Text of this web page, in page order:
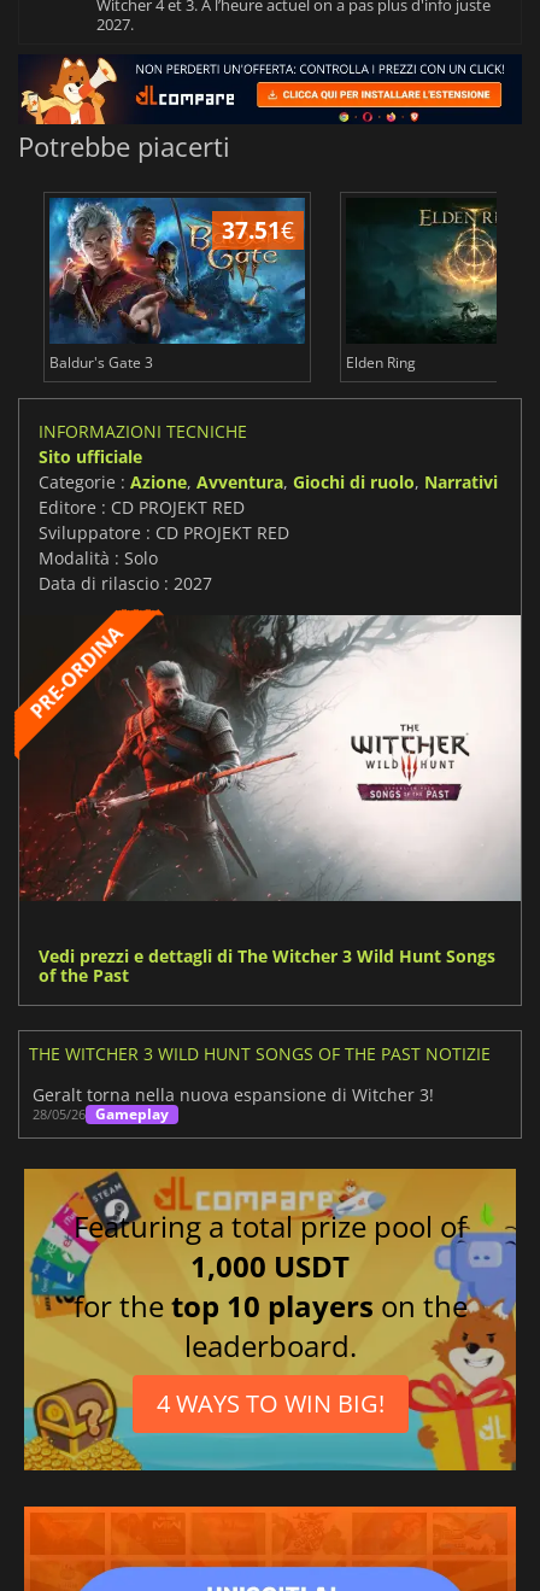
Witcher 4 et 3. A l’heure actuel on a pas plus d'info juste
2027.
Potrebbe piacerti
37.51€
Baldur's Gate 3 Elden Ring
INFORMAZIONI TECNICHE
Sito ufficiale
Categorie : Azione, Avventura, Giochi di ruolo, Narrativi
Editore : CD PROJEKT RED
Sviluppatore : CD PROJEKT RED
Modalità : Solo
Data di rilascio : 2027
Vedi prezzi e dettagli di The Witcher 3 Wild Hunt Songs
of the Past
THE WITCHER 3 WILD HUNT SONGS OF THE PAST NOTIZIE
Geralt torna nella nuova espansione di Witcher 3!
28/05/26 Gameplay
Featuring a total prize pool of
1,000 USDT
for thetop 10 players on the
leaderboard.
4 WAYS TO WIN BIG!